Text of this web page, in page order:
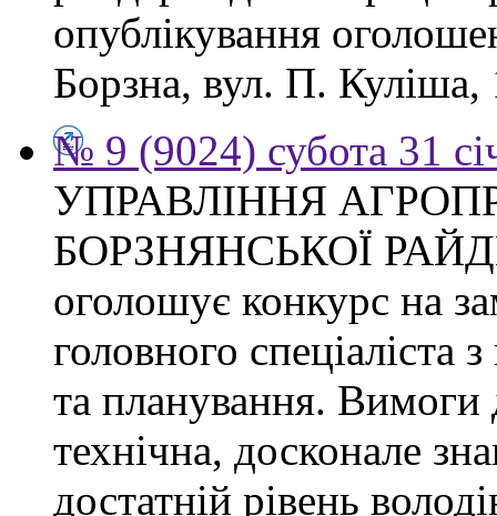
опублікування
Борзна, вул. П.
№ 9 (9024) субота 31
УПРАВЛІННЯ
БОРЗНЯНСЬКОЇ
оголошує конкурс на
головного спеціаліста
та планування. Вимоги
технічна, досконале
достатній рівень